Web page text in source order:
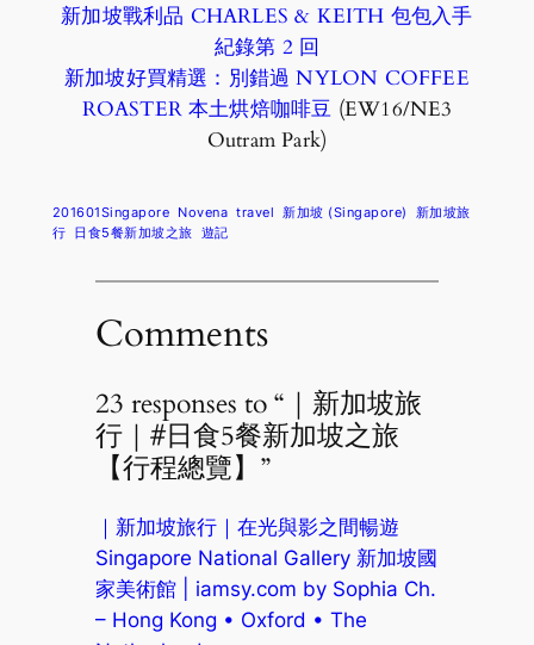
新加坡戰利品 CHARLES & KEITH 包包入手
紀錄第 2 回
新加坡好買精選：別錯過 NYLON COFFEE
ROASTER 本土烘焙咖啡豆 (EW16/NE3
Outram Park)
201601Singapore Novena travel 新加坡 (Singapore)
新加坡旅
行 日食5餐新加坡之旅 遊記
Comments
23 responses to “｜新加坡旅
行｜#日食5餐新加坡之旅
【行程總覽】”
｜新加坡旅行｜在光與影之間暢遊
Singapore National Gallery 新加坡國
家美術館 | iamsy.com by Sophia Ch.
– Hong Kong • Oxford • The